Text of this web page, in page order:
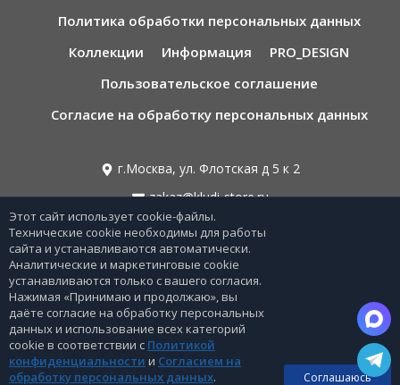
Политика обработки персональных данных
Коллекции
Информация
PRO_DESIGN
Пользовательское соглашение
Согласие на обработку персональных данных
г.Москва, ул. Флотская д 5 к 2
zakaz@kludi-store.ru
8 495 221 69 55
8 800-775-06-73
Звонок бесплатный по РФ
0
Этот сайт использует cookie-файлы.
Технические cookie необходимы для работы
сайта и устанавливаются автоматически.
Аналитические и маркетинговые cookie
устанавливаются только с вашего согласия.
Нажимая «Принимаю и продолжаю», вы
даёте согласие на обработку персональных
данных и использование всех категорий
cookie в соответствии с Политикой
конфиденциальности и Согласием на
обработку персональных данных. Соглашаюсь